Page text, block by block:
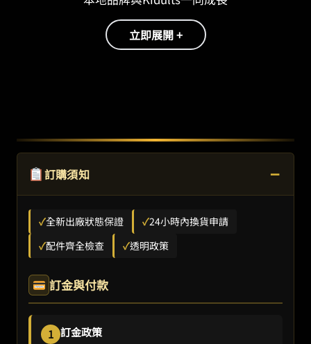
立即展開 +
訂購須知 −
✓全新出廠狀態保證 ✓24小時內換貨申請
✓配件齊全檢查 ✓透明政策
訂金與付款
1 訂金政策